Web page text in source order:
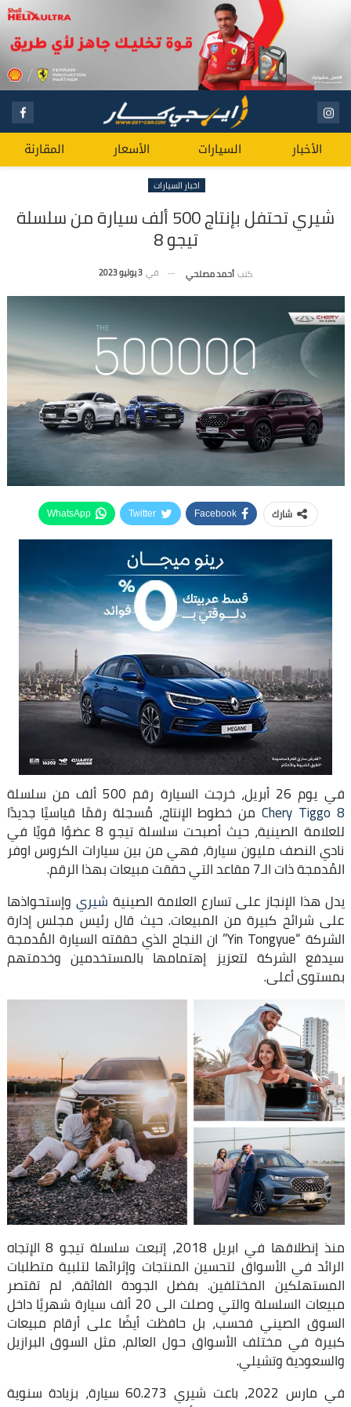
الأخبار السيارات الأسعار المقارنة
اخبار السيارات
شيري تحتفل بإنتاج 500 ألف سيارة من سلسلة
تيجو 8
كتب أحمد مصلحي في 3 يوليو 2023
شارك Facebook
Twitter
WhatsApp
في يوم 26 أبريل، خرجت السيارة رقم 500 ألف من سلسلة
Chery Tiggo 8 من خطوط الإنتاج، مُسجلة رقمًا قياسيًا جديدًا
للعلامة الصينية، حيث أصبحت سلسلة تيجو 8 عضوًا قويًا في
نادي النصف مليون سيارة، فهي من بين سيارات الكروس اوفر
المُدمجة ذات الـ7 مقاعد التي حققت مبيعات بهذا الرقم.
يدل هذا الإنجاز على تسارع العلامة الصينية شيري وإستحواذها
على شرائح كبيرة من المبيعات. حيث قال رئيس مجلس إدارة
الشركة “Yin Tongyue” ان النجاح الذي حققته السيارة المُدمجة
سيدفع الشركة لتعزيز إهتمامها بالمستخدمين وخدمتهم
بمستوى أعلى.
منذ إنطلاقها في ابريل 2018، إتبعت سلسلة تيجو 8 الإتجاه
الرائد في الأسواق لتحسين المنتجات وإثرائها لتلبية متطلبات
المستهلكين المختلفين. بفضل الجودة الفائقة، لم تقتصر
مبيعات السلسلة والتي وصلت الى 20 ألف سيارة شهريًا داخل
السوق الصيني فحسب، بل حافظت أيضًا على أرقام مبيعات
كبيرة في مختلف الأسواق حول العالم، مثل السوق البرازيل
والسعودية وتشيلي.
في مارس 2022، باعت شيري 60.273 سيارة، بزيادة سنوية